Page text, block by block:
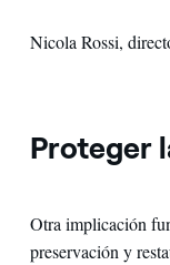
Nicola Rossi,
Proteger
Otra implicación
preservación y